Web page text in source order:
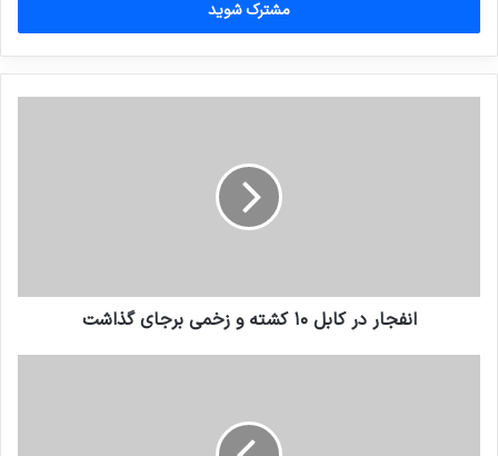
وارد
کنید
انفجار در کابل ۱۰ کشته و زخمی برجای گذاشت